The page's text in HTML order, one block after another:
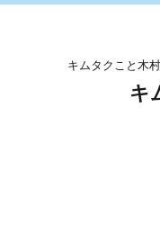
キムタクこと木
キ